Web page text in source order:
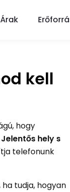
Árak
kell
hogy
Jelentős hely s
telefonunk
tudja, hogyan